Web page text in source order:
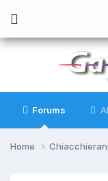
Forums
Home